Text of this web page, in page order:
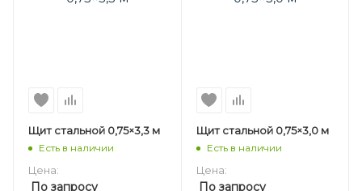
Щит стальной 0,75×3,3 м
Есть в наличии
Цена:
По запросу
Щит стальной 0,75×3,0 м
Есть в наличии
Цена:
По запросу